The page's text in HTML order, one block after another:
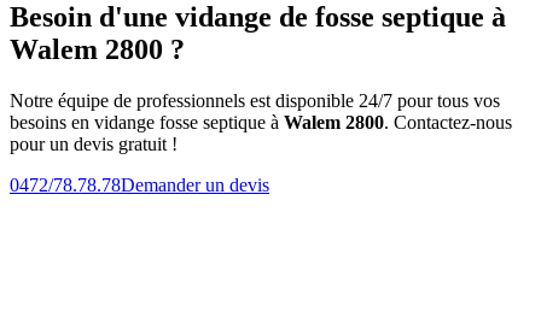
Besoin d'une vidange de fosse septique à
Walem 2800 ?
Notre équipe de professionnels est disponible 24/7 pour tous vos
besoins en vidange fosse septique à Walem 2800. Contactez-nous
pour un devis gratuit !
0472/78.78.78Demander un devis